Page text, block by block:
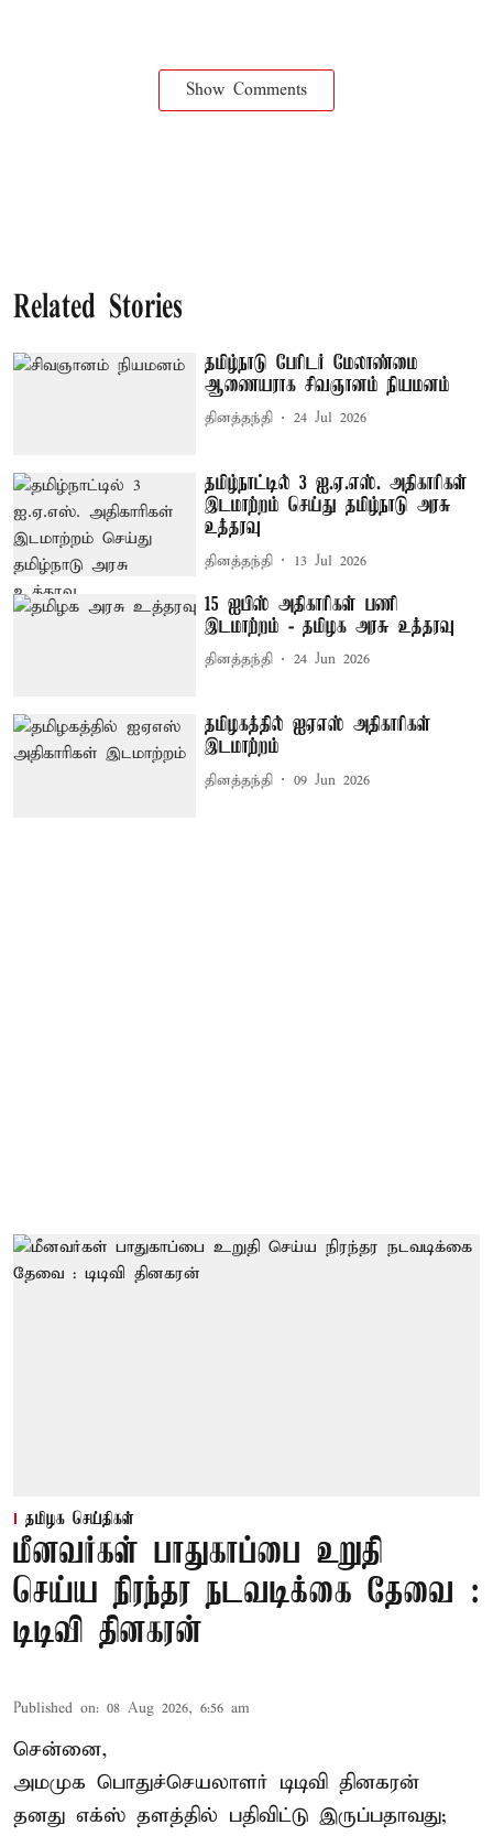
Show Comments
Related Stories
தமிழ்நாடு பேரிடர் மேலாண்மை
ஆணையராக சிவஞானம் நியமனம்
தினத்தந்தி 24 Jul 2026
தமிழ்நாட்டில் 3 ஐ.ஏ.எஸ். அதிகாரிகள்
இடமாற்றம் செய்து தமிழ்நாடு அரசு
உத்தரவு
தினத்தந்தி 13 Jul 2026
15 ஐபிஸ் அதிகாரிகள் பணி
இடமாற்றம் - தமிழக அரசு உத்தரவு
தினத்தந்தி 24 Jun 2026
தமிழகத்தில் ஐஏஎஸ் அதிகாரிகள்
இடமாற்றம்
தினத்தந்தி 09 Jun 2026
தமிழக செய்திகள்
மீனவர்கள் பாதுகாப்பை உறுதி
செய்ய நிரந்தர நடவடிக்கை தேவை :
டிடிவி தினகரன்
Published on: 08 Aug 2026, 6:56 am
சென்னை,
அமமுக பொதுச்செயலாளர் டிடிவி தினகரன்
தனது எக்ஸ் தளத்தில் பதிவிட்டு இருப்பதாவது;